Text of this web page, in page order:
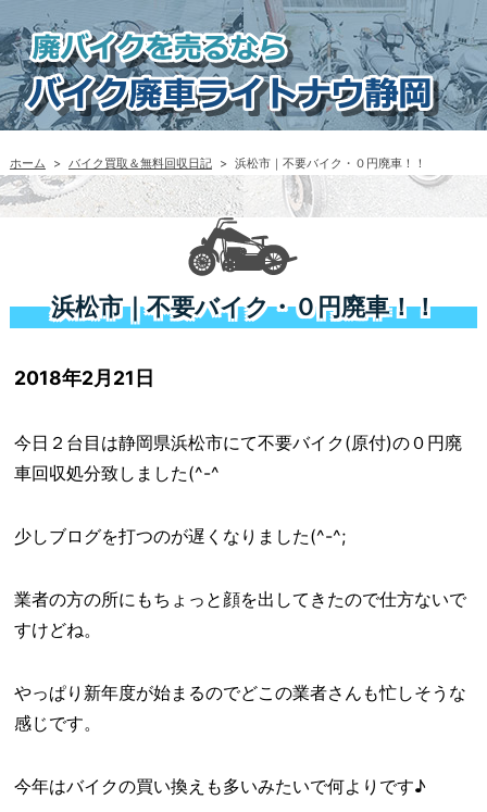
ホーム > バイク買取＆無料回収日記 > 浜松市｜不要バイク・０円廃車！！
浜松市｜不要バイク・０円廃車！！
2018年2月21日
今日２台目は静岡県浜松市にて不要バイク(原付)の０円廃
車回収処分致しました(^-^ゞ
少しブログを打つのが遅くなりました(^-^;
業者の方の所にもちょっと顔を出してきたので仕方ないで
すけどね。
やっぱり新年度が始まるのでどこの業者さんも忙しそうな
感じです。
今年はバイクの買い換えも多いみたいで何よりです♪